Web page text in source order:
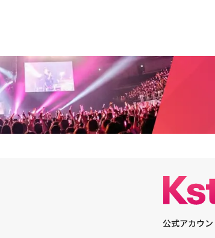
的だった」とし「実際に見えない超能力が見えるように演じた。
かった。動き一つひとつが『何か念力が見えるようだ』と思った
た。これが見えるほど息がぴったりだった。なので監督に『超能
しい』とお願いした」と笑顔を見せた。ジュノとキム・ヘジュン
BCドラマ「ただ愛する仲」で兄妹役として共演し、約7年ぶりに
ノは「7年前の作品の時の記憶が鮮明だ。いつも本当に愉快で良
した。また「カン・ハンナさんともそのドラマで共演したが、あ
頼りにしていた。そのような時間があったからこそ、再会した瞬
たくさん頼った。よく気にかけてくれて、心強い存在でいてくれ
ラマ「暴君のシェフ」でスターダムに駆け上がったイ・チェミン
ジュノとの共演について「本当に光栄で、多くを学んだ。どうし
会員バン・ウンミの決意に満ちた表情も視線を集める。サンウン
2人の登場は、サンウンが世の中を守るのか、お金を守るのかの
き込む。特に酒瓶を握っているピョン・ホインと口元にパン粉を
ールカットは、それぞれ酒を飲めばどんな壁も突破できる能力、
いう彼らの超能力を見せる。それぞれの条件を満たさなければ超
ームワークを見せるのか期待が高まる中、サンウン、ピョン・ホ
平和を守れるのか、「TEAM サンウン」の活躍に注目が集まる。
公式アカウン